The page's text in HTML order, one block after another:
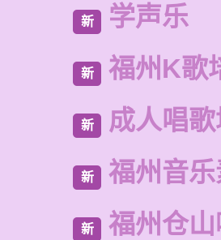
新 学声乐
新 福州K歌
新 成人唱
新 福州音
新 福州仓